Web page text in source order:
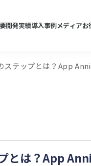
開発実績導入事例 メディアお
ステップとは？App
とは？App